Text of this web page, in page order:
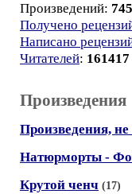
Произведений: 745
Получено
Написано
Читателей: 161417
Произведения
Произведения,
Натюрморты -
Крутой ченч (17)